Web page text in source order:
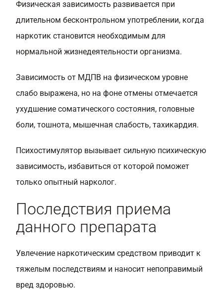
Физическая зависимость развивается при
длительном бесконтрольном употреблении, когда
наркотик становится необходимым для
нормальной жизнедеятельности организма.
Зависимость от МДПВ на физическом уровне
слабо выражена, но на фоне отмены отмечается
ухудшение соматического состояния, головные
боли, тошнота, мышечная слабость, тахикардия.
Психостимулятор вызывает сильную психическую
зависимость, избавиться от которой поможет
только опытный нарколог.
Последствия приема
данного препарата
Увлечение наркотическим средством приводит к
тяжелым последствиям и наносит непоправимый
вред здоровью.